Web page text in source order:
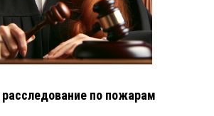
расследование по пожарам